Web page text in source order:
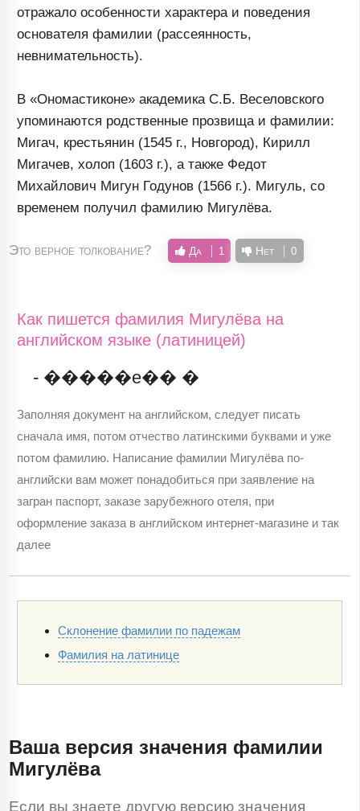
отражало особенности характера и поведения
основателя фамилии (рассеянность,
невнимательность).
В «Ономастиконе» академика С.Б. Веселовского
упоминаются родственные прозвища и фамилии:
Мигач, крестьянин (1545 г., Новгород), Кирилл
Мигачев, холоп (1603 г.), а также Федот
Михайлович Мигун Годунов (1566 г.). Мигуль, со
временем получил фамилию Мигулёва.
Это верное толкование? Да 1 Нет 0
Как пишется фамилия Мигулёва на
английском языке (латиницей)
- �����e�� �
Заполняя документ на английском, следует писать
сначала имя, потом отчество латинскими буквами и уже
потом фамилию. Написание фамилии Мигулёва по-
английски вам может понадобиться при заявление на
загран паспорт, заказе зарубежного отеля, при
оформление заказа в английском интернет-магазине и так
далее
Склонение фамилии по падежам
Фамилия на латинице
Ваша версия значения фамилии
Мигулёва
Если вы знаете другую версию значения